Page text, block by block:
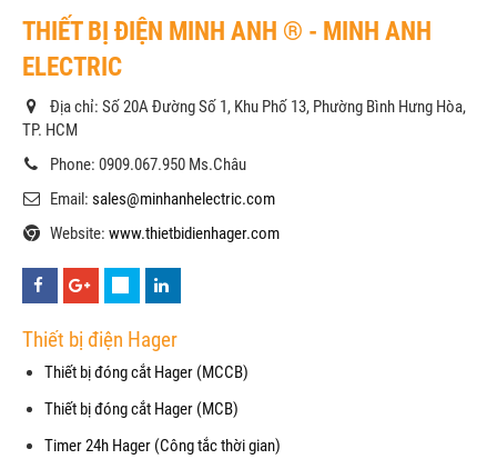
THIẾT BỊ ĐIỆN MINH ANH ® - MINH ANH
ELECTRIC
Địa chỉ: Số 20A Đường Số 1, Khu Phố 13, Phường Bình Hưng Hòa,
TP. HCM
Phone: 0909.067.950 Ms.Châu
Email: sales@minhanhelectric.com
Website: www.thietbidienhager.com
Thiết bị điện Hager
Thiết bị đóng cắt Hager (MCCB)
Thiết bị đóng cắt Hager (MCB)
Timer 24h Hager (Công tắc thời gian)